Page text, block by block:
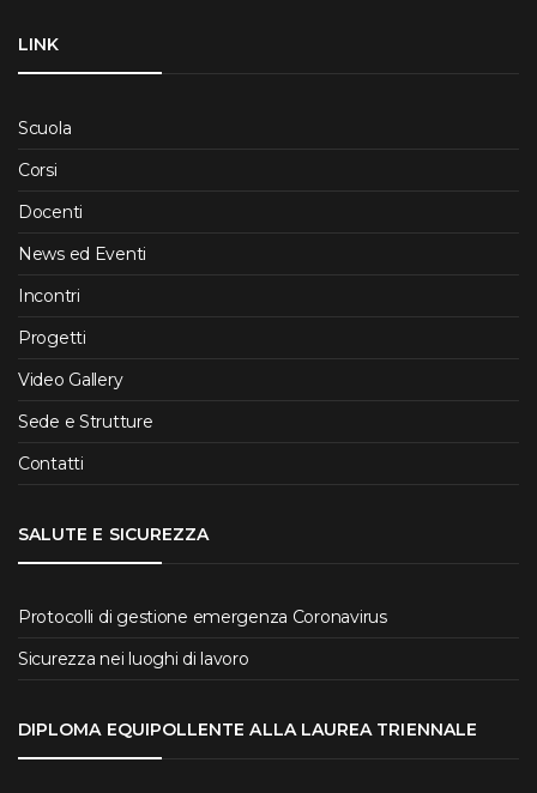
LINK
Scuola
Corsi
Docenti
News ed Eventi
Incontri
Progetti
Video Gallery
Sede e Strutture
Contatti
SALUTE E SICUREZZA
Protocolli di gestione emergenza Coronavirus
Sicurezza nei luoghi di lavoro
DIPLOMA EQUIPOLLENTE ALLA LAUREA TRIENNALE